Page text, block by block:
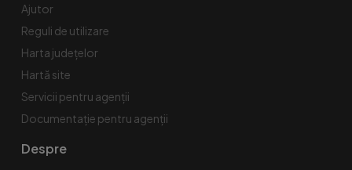
Ajutor
Reguli de utilizare
Harta județelor
Hartă site
Servicii pentru agenții
Documentație pentru agenții
Despre